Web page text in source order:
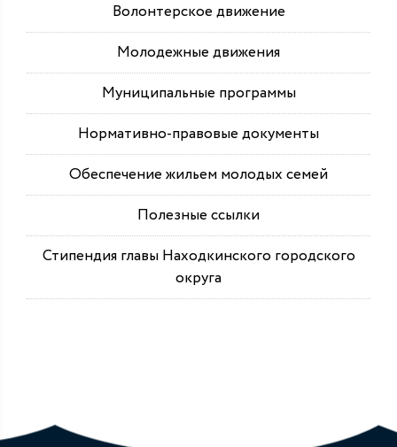
Волонтерское движение
Молодежные движения
Муниципальные программы
Нормативно-правовые документы
Обеспечение жильем молодых семей
Полезные ссылки
Стипендия главы Находкинского городского
округа